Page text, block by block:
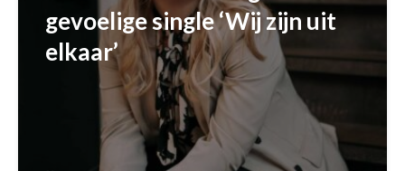
gevoelige single ‘Wij zijn uit
elkaar’